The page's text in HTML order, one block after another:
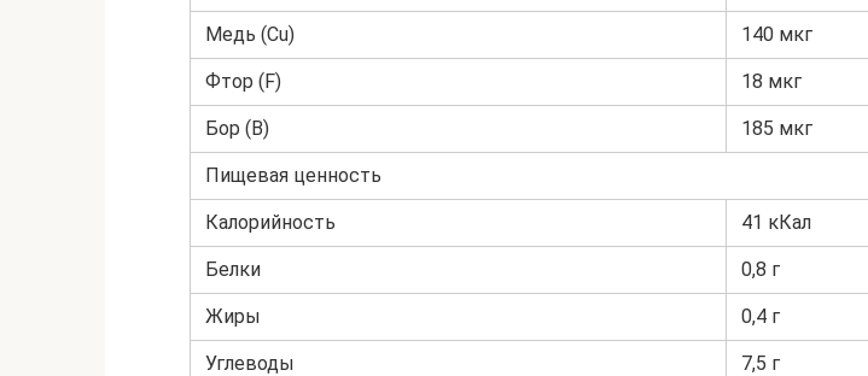
Медь (Cu) 140 мкг
Фтор (F) 18 мкг
Бор (B) 185 мкг
Пищевая ценность
Калорийность 41 кКал
Белки 0,8 г
Жиры 0,4 г
Углеводы 7,5 г